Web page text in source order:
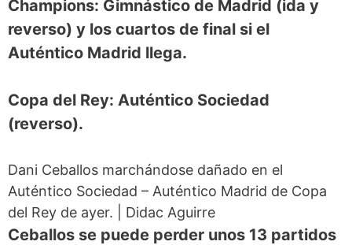
Champions: Gimnástico de Madrid (ida y
reverso) y los cuartos de final si el
Auténtico Madrid llega.
Copa del Rey: Auténtico Sociedad
(reverso).
Dani Ceballos marchándose dañado en el
Auténtico Sociedad – Auténtico Madrid de Copa
del Rey de ayer.
Didac Aguirre
Ceballos se puede perder unos 13 partidos